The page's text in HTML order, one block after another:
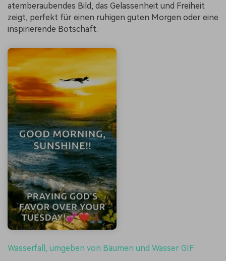
atemberaubendes Bild, das Gelassenheit und Freiheit
zeigt, perfekt für einen ruhigen guten Morgen oder eine
inspirierende Botschaft.
Wasserfall, umgeben von Bäumen und Wasser GIF